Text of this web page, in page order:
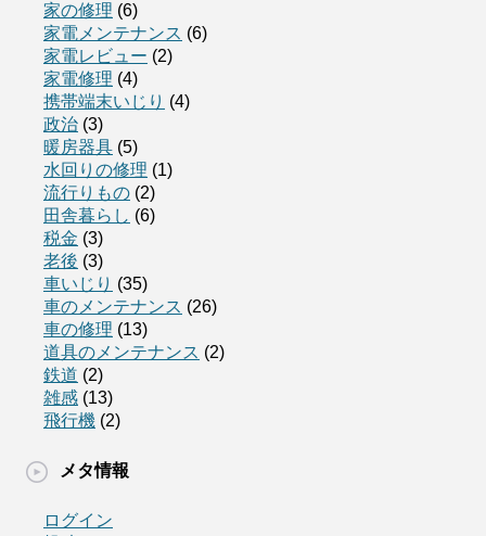
家の修理 (6)
家電メンテナンス (6)
家電レビュー (2)
家電修理 (4)
携帯端末いじり (4)
政治 (3)
暖房器具 (5)
水回りの修理 (1)
流行りもの (2)
田舎暮らし (6)
税金 (3)
老後 (3)
車いじり (35)
車のメンテナンス (26)
車の修理 (13)
道具のメンテナンス (2)
鉄道 (2)
雑感 (13)
飛行機 (2)
メタ情報
ログイン